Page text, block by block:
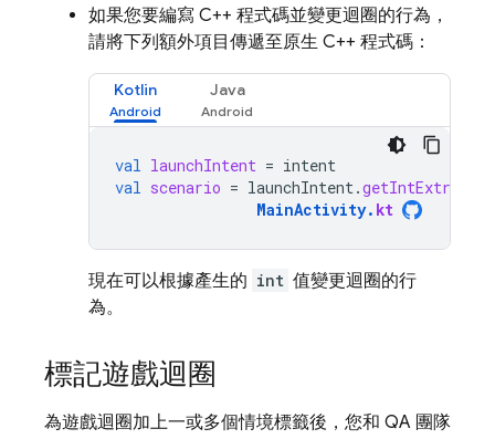
如果您要編寫 C++ 程式碼並變更迴圈的行為，
請將下列額外項目傳遞至原生 C++ 程式碼：
Kotlin Java
val launchIntent = intent
val scenario = launchIntent.getIntExtra
MainActivity. kt
現在可以根據產生的 int 值變更迴圈的行
為。
標記遊戲迴圈
為遊戲迴圈加上一或多個情境標籤後，您和 QA 團隊